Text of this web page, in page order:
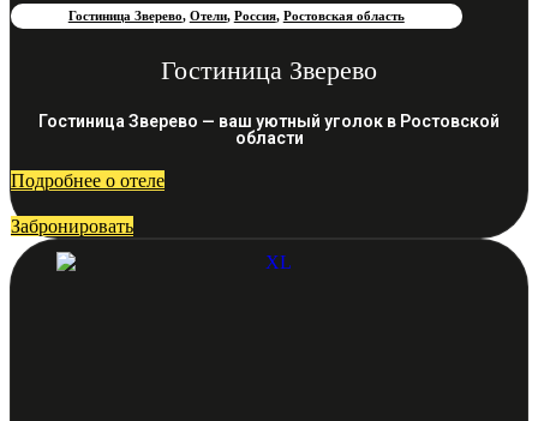
Гостиница Зверево, Отели, Россия, Ростовская область
Гостиница Зверево
Гостиница Зверево — ваш уютный уголок в Ростовской
области
Подробнее о отеле
Забронировать